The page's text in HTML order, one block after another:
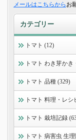
メールはこちらから お
カテゴリー
トマト (12)
トマト わき芽か
トマト 品種 (329)
トマト 料理・レシ
トマト 栽培記録
トマト 病害虫 生